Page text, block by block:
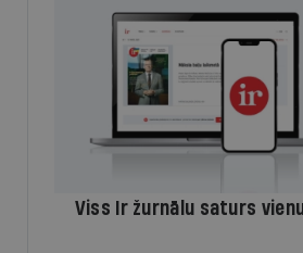
Viss Ir žurnālu saturs